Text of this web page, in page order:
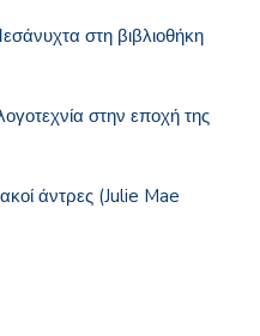
στη βιβλιοθήκη
στην εποχή της
άντρες (Julie Mae